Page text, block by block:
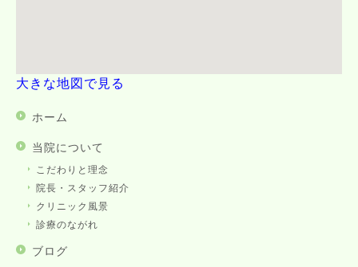
大きな地図で見る
ホーム
当院について
こだわりと理念
院長・スタッフ紹介
クリニック風景
診療のながれ
ブログ